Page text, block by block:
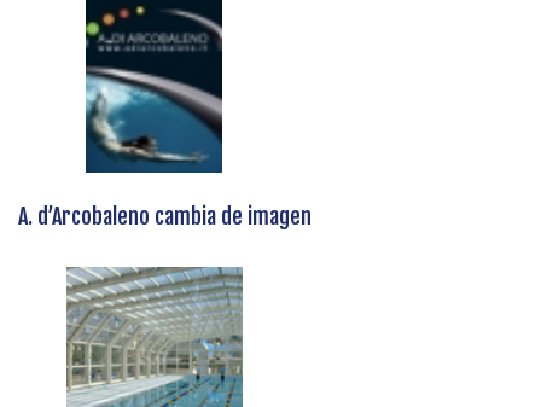
A. d’Arcobaleno cambia de imagen